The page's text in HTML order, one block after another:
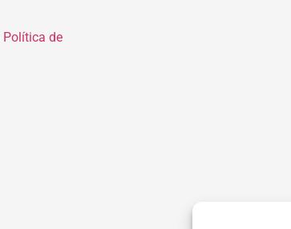
Política de